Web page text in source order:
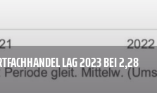
LAG 2023 BEI 2,28